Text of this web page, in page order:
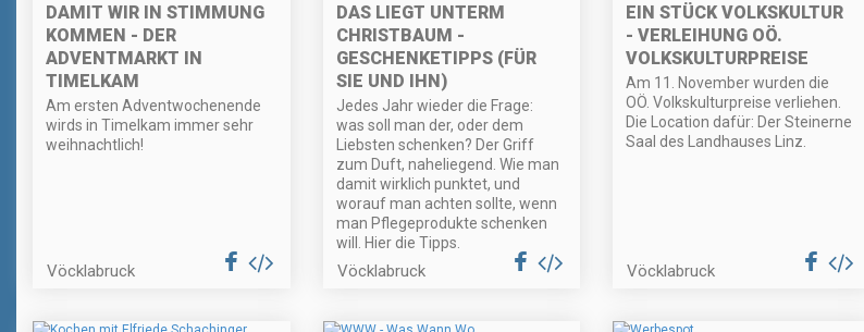
DAMIT WIR IN STIMMUNG
KOMMEN - DER
ADVENTMARKT IN
TIMELKAM
Am ersten Adventwochenende
wirds in Timelkam immer sehr
weihnachtlich!
Vöcklabruck
DAS LIEGT UNTERM
CHRISTBAUM -
GESCHENKETIPPS (FÜR
SIE UND IHN)
Jedes Jahr wieder die Frage:
was soll man der, oder dem
Liebsten schenken? Der Griff
zum Duft, naheliegend. Wie man
damit wirklich punktet, und
worauf man achten sollte, wenn
man Pflegeprodukte schenken
will. Hier die Tipps.
Vöcklabruck
EIN STÜCK VOLKSKULTUR
- VERLEIHUNG OÖ.
VOLKSKULTURPREISE
Am 11. November wurden die
OÖ. Volkskulturpreise verliehen.
Die Location dafür: Der Steinerne
Saal des Landhauses Linz.
Vöcklabruck